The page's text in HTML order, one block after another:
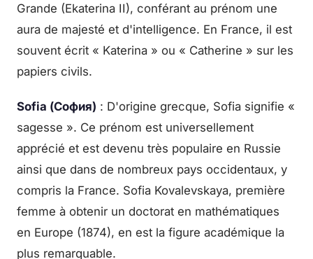
Grande (Ekaterina II), conférant au prénom une
aura de majesté et d'intelligence. En France, il est
souvent écrit « Katerina » ou « Catherine » sur les
papiers civils.
Sofia (София) : D'origine grecque, Sofia signifie «
sagesse ». Ce prénom est universellement
apprécié et est devenu très populaire en Russie
ainsi que dans de nombreux pays occidentaux, y
compris la France. Sofia Kovalevskaya, première
femme à obtenir un doctorat en mathématiques
en Europe (1874), en est la figure académique la
plus remarquable.